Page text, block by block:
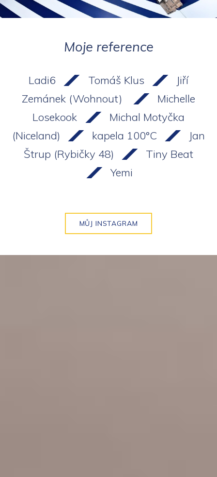
Moje reference
Ladi6 Tomáš Klus
Jiří
Zemánek (Wohnout)
Michelle
Losekook
Michal Motyčka
(Niceland)
kapela 100°C
Jan
Štrup (Rybičky 48)
Tiny Beat
Yemi
MŮJ INSTAGRAM